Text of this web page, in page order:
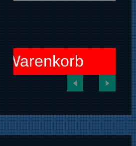
Warenkorb